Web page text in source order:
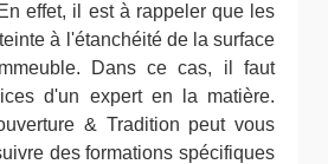
effet, il est à rappeler que les
à l'étanchéité de la surface
Dans ce cas, il faut
d'un expert en la matière.
& Tradition peut vous
des formations spécifiques